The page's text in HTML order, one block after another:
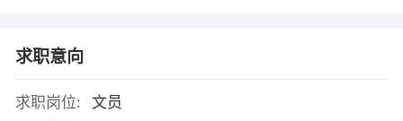
求职意向
求职岗位:
文员